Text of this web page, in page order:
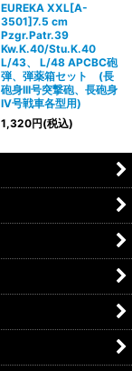
EUREKA XXL[A-
3501]7.5 cm
Pzgr.Patr.39
Kw.K.40/Stu.K.40
L/43、 L/48 APCBC砲
弾、弾薬箱セット (長
砲身III号突撃砲、長砲身
IV号戦車各型用)
1,320円(税込)